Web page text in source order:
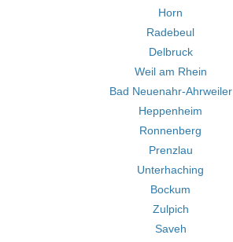
Horn
Radebeul
Delbruck
Weil am Rhein
Bad Neuenahr-Ahrweiler
Heppenheim
Ronnenberg
Prenzlau
Unterhaching
Bockum
Zulpich
Saveh